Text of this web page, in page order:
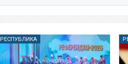
РЕСПУБЛИКА